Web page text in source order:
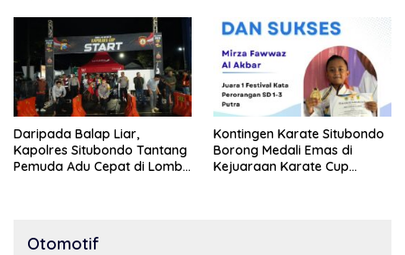
10 Tahun
Daripada Balap Liar,
Kapolres Situbondo Tantang
Pemuda Adu Cepat di Lomba
Kontingen Karate Situbondo
Borong Medali Emas di
Kejuaraan Karate Cup
Otomotif